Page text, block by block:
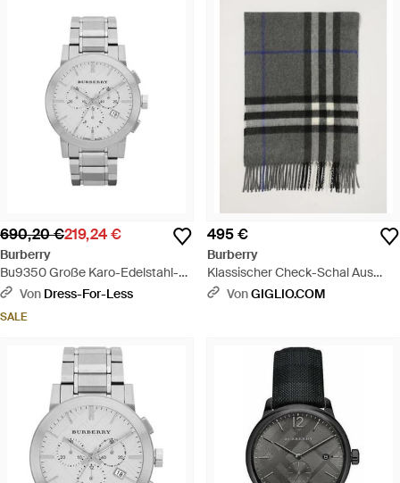
690,20 €219,24 €
Burberry
Bu9350 Große Karo-Edelstahl-
Armband Herrenuhr - Mettallic
Von Dress-For-Less
SALE
495 €
Burberry
Klassischer Check-Schal Aus
Reinem Kaschmir Mit
VonGIGLIO.COM